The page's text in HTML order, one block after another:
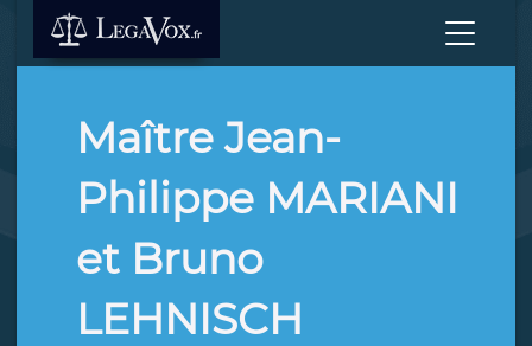
Maître Jean-
Philippe MARIANI
et Bruno
LEHNISCH